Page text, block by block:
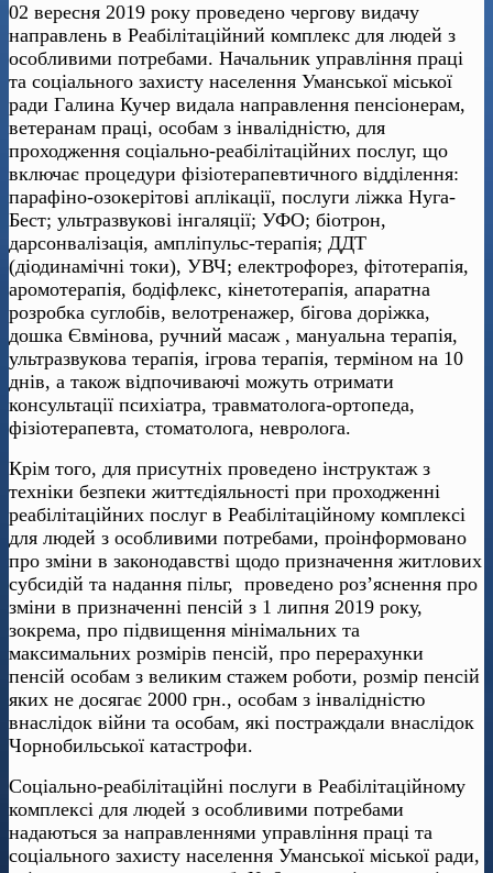
02 вересня 2019 року проведено чергову видачу
направлень в Реабілітаційний комплекс для людей з
особливими потребами. Начальник управління праці
та соціального захисту населення Уманської міської
ради Галина Кучер видала направлення пенсіонерам,
ветеранам праці, особам з інвалідністю, для
проходження соціально-реабілітаційних послуг, що
включає процедури фізіотерапевтичного відділення:
парафіно-озокерітові аплікації, послуги ліжка Нуга-
Бест; ультразвукові інгаляції; УФО; біотрон,
дарсонвалізація, ампліпульс-терапія; ДДТ
(діодинамічні токи), УВЧ; електрофорез, фітотерапія,
аромотерапія, бодіфлекс, кінетотерапія, апаратна
розробка суглобів, велотренажер, бігова доріжка,
дошка Євмінова, ручний масаж , мануальна терапія,
ультразвукова терапія, ігрова терапія, терміном на 10
днів, а також відпочиваючі можуть отримати
консультації психіатра, травматолога-ортопеда,
фізіотерапевта, стоматолога, невролога.
Крім того, для присутніх проведено інструктаж з
техніки безпеки життєдіяльності при проходженні
реабілітаційних послуг в Реабілітаційному комплексі
для людей з особливими потребами, проінформовано
про зміни в законодавстві щодо призначення житлових
субсидій та надання пільг, проведено роз’яснення про
зміни в призначенні пенсій з 1 липня 2019 року,
зокрема, про підвищення мінімальних та
максимальних розмірів пенсій, про перерахунки
пенсій особам з великим стажем роботи, розмір пенсій
яких не досягає 2000 грн., особам з інвалідністю
внаслідок війни та особам, які постраждали внаслідок
Чорнобильської катастрофи.
Соціально-реабілітаційні послуги в Реабілітаційному
комплексі для людей з особливими потребами
надаються за направленнями управління праці та
соціального захисту населення Уманської міської ради,